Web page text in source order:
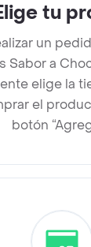
tu
un
Sabor a
elige la
el
botón